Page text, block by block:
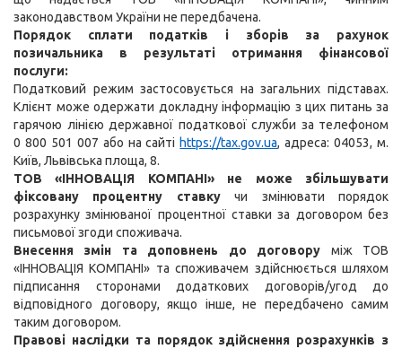
законодавством України не передбачена.
Порядок сплати податків і зборів за рахунок
позичальника в результаті отримання фінансової
послуги:
Податковий режим застосовується на загальних підставах.
Клієнт може одержати докладну інформацію з цих питань за
гарячою лінією державної податкової служби за телефоном
0 800 501 007 або на сайті https://tax.gov.ua, адреса: 04053, м.
Київ, Львівська площа, 8.
ТОВ «ІННОВАЦІЯ КОМПАНІ»
не може збільшувати
фіксовану процентну ставкучи змінювати порядок
розрахунку змінюваної процентної ставки за договором без
письмової згоди споживача.
Внесення змін та доповнень до договору між ТОВ
«ІННОВАЦІЯ КОМПАНІ» та споживачем здійснюється шляхом
підписання сторонами додаткових договорів/угод до
відповідного договору, якщо інше, не передбачено самим
таким договором.
Правові наслідки та порядок здійснення розрахунків з